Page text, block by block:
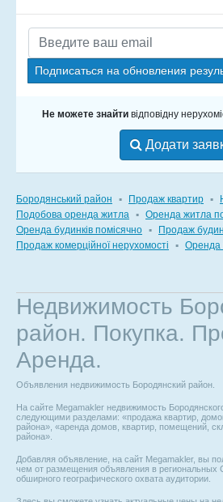
Подписаться на обновления
Не можете знайти відповідну
Додати
Бородянський район ▪ Продаж квартир ▪
Подобова оренда житла
▪ Оренда житла
Оренда будинків помісячно ▪ Продаж
Продаж комерційної нерухомості
▪ Оренда
Недвижимость
район. Покупка.
Аренда.
Объявления недвижимость Бородянский район.
На сайте Megamakler недвижимость
следующими разделами: «продажа квартир,
района», «аренда домов, квартир, помещений,
района».
Добавляя объявление, на сайт Megamakler, вы
чем от размещения объявления в региональных
обширного географического охвата аудитории.